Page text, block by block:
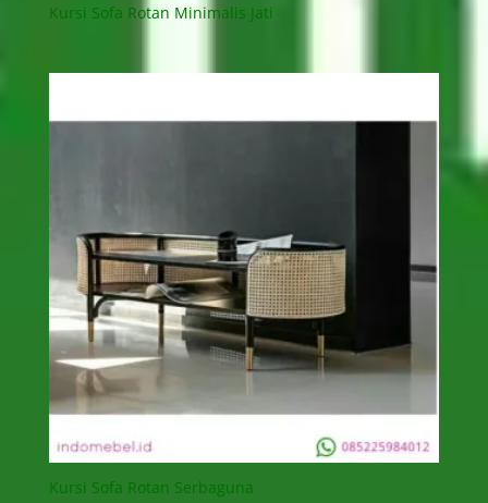
Kursi Sofa Rotan Minimalis Jati
Kursi Sofa Rotan Serbaguna